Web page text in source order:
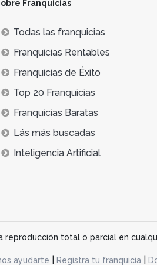
convertirse en negocios
en el uso de plataformas y
de reparto también
franquicias de delivery en un
para seguir consumiendo
Franquicias
Todas las franquicias
Franquicias Rentables
Franquicias de Éxito
Top 20 Franquicias
Franquicias Baratas
Lás más buscadas
Inteligencia Artificial
reproducción total o parcial en
ayudarte Registra tu franquicia|